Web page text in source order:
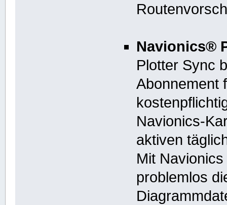
Navionics®
Plotter Sync
Abonnement
Navionics-
aktiven
Mit
problemlos